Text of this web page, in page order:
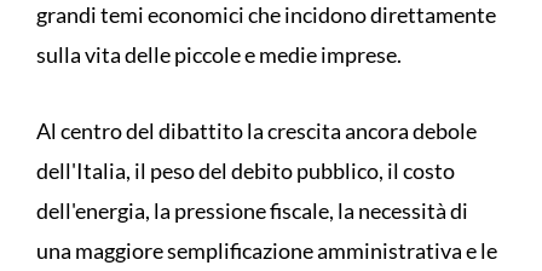
grandi temi economici che incidono direttamente
sulla vita delle piccole e medie imprese.
Al centro del dibattito la crescita ancora debole
dell'Italia, il peso del debito pubblico, il costo
dell'energia, la pressione fiscale, la necessità di
una maggiore semplificazione amministrativa e le